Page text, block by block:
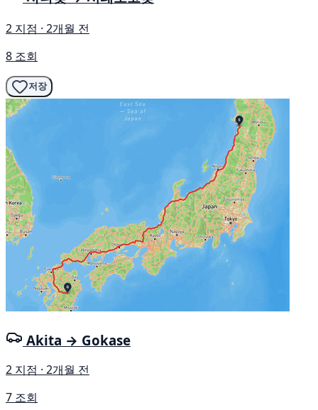
2 지점 · 2개월 전
8 조회
저장
Akita → Gokase
2 지점 · 2개월 전
7 조회